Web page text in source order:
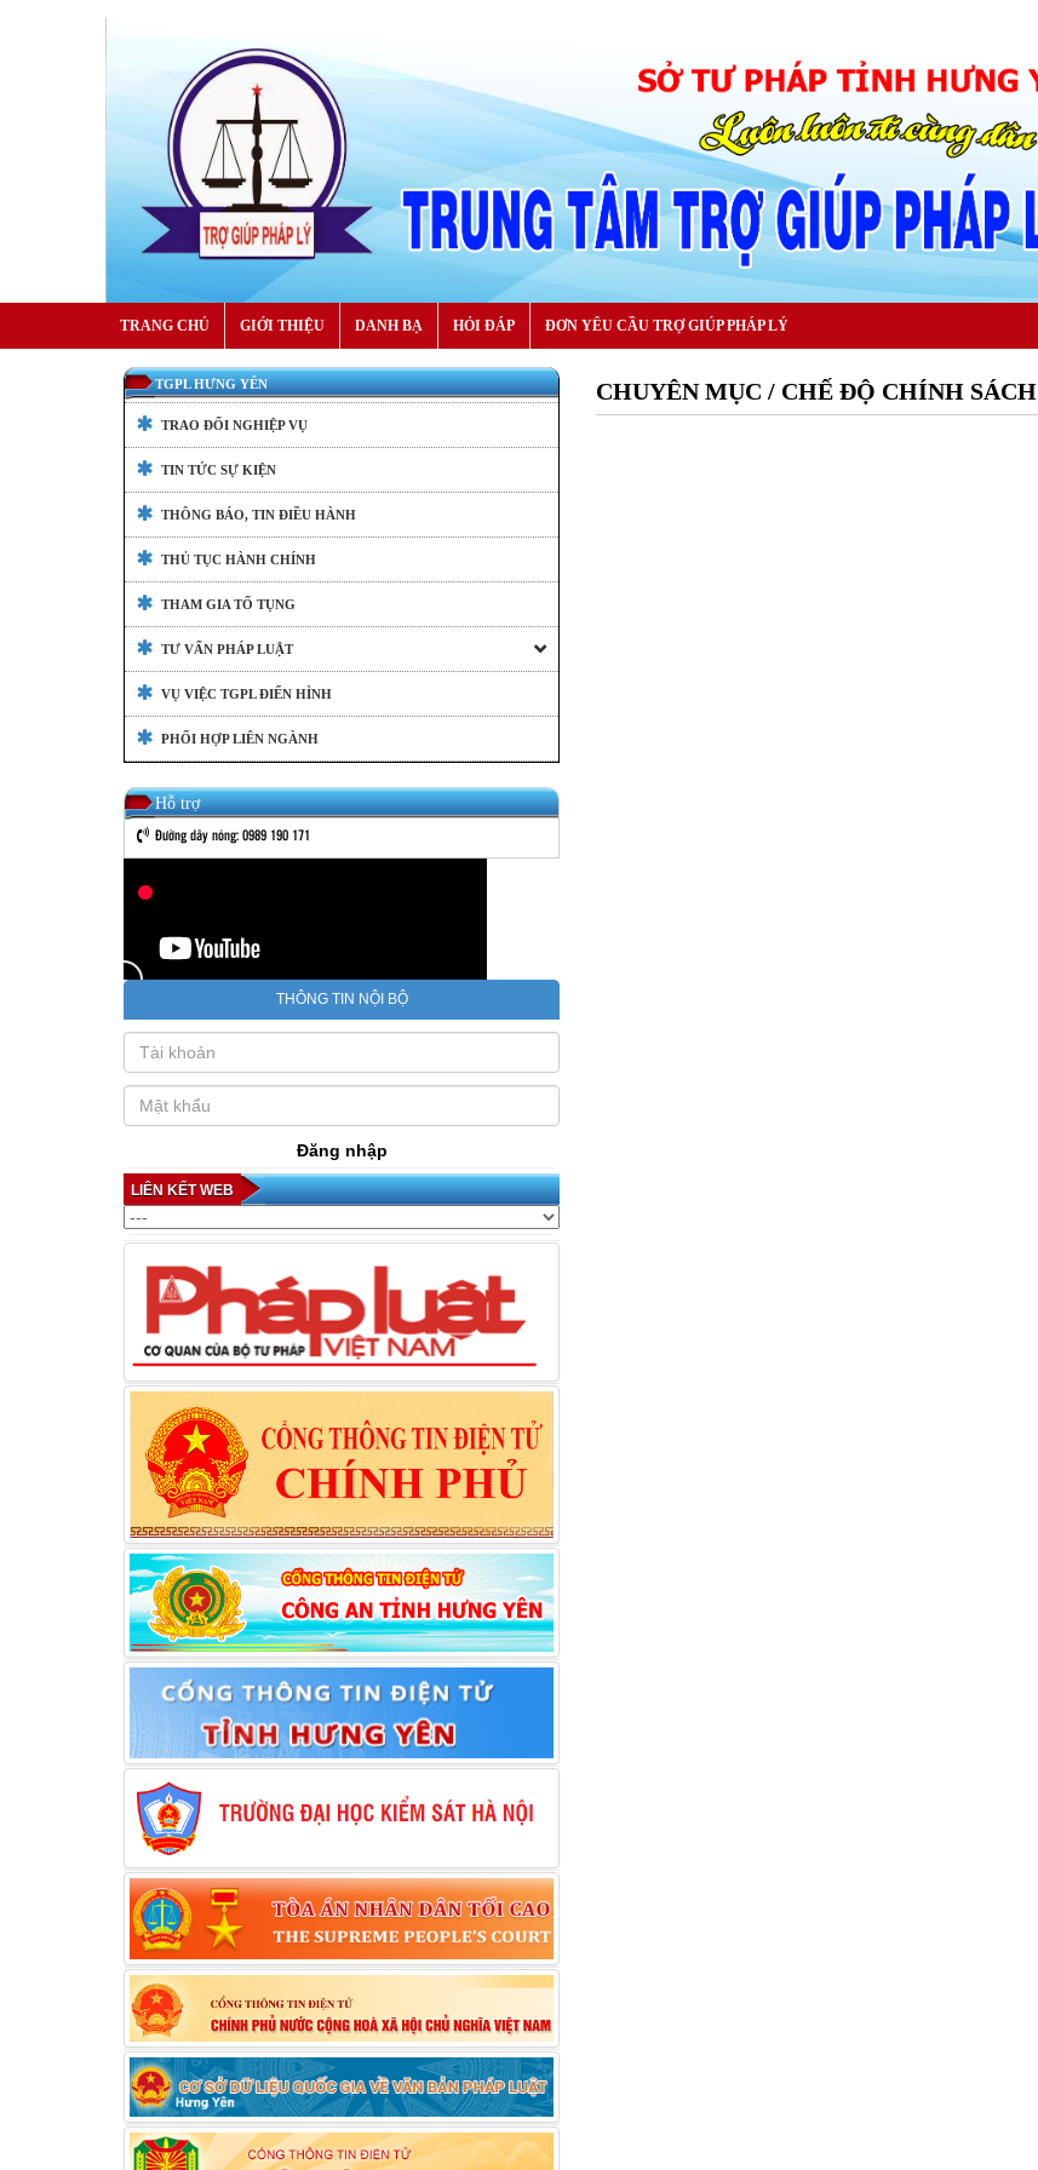
TRANG CHỦ GIỚI THIỆU DANH BẠ HỎI ĐÁP ĐƠN YÊU CẦU TRỢ GIÚP PHÁP LÝ
TGPL HƯNG YÊN
TRAO ĐỔI NGHIỆP VỤ
TIN TỨC SỰ KIỆN
THÔNG BÁO, TIN ĐIỀU HÀNH
THỦ TỤC HÀNH CHÍNH
THAM GIA TỐ TỤNG
TƯ VẤN PHÁP LUẬT
VỤ VIỆC TGPL ĐIỂN HÌNH
PHỐI HỢP LIÊN NGÀNH
Hỗ trợ
Đường dây nóng: 0989 190 171
THÔNG TIN NỘI BỘ
Đăng nhập
LIÊN KẾT WEB
CHUYÊN MỤC / CHẾ ĐỘ CHÍNH SÁCH